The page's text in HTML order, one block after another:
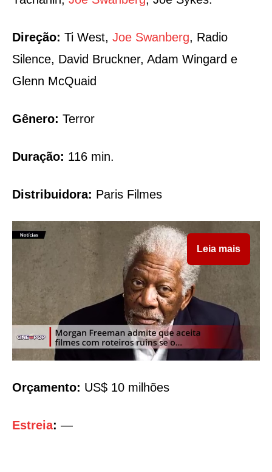
Direção: Ti West, Joe Swanberg, Radio
Silence, David Bruckner, Adam Wingard e
Glenn McQuaid
Gênero: Terror
Duração: 116 min.
Distribuidora: Paris Filmes
Leia mais
Orçamento: US$ 10 milhões
Estreia: —